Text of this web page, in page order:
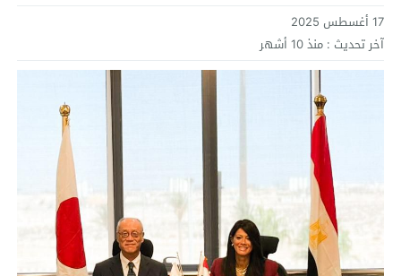
17 أغسطس 2025
آخر تحديث : منذ 10 أشهر